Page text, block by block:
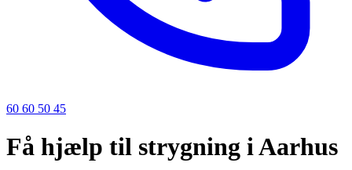
60 60 50 45
Få hjælp til strygning i Aarhus